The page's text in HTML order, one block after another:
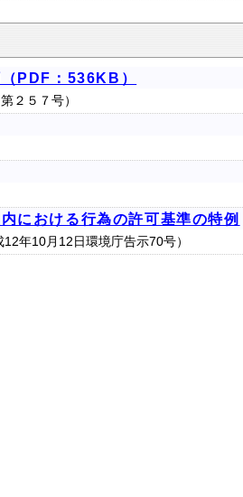
PDF：536KB）
２５７号）
における行為の許可基準の特例
年10月12日環境庁告示70号）